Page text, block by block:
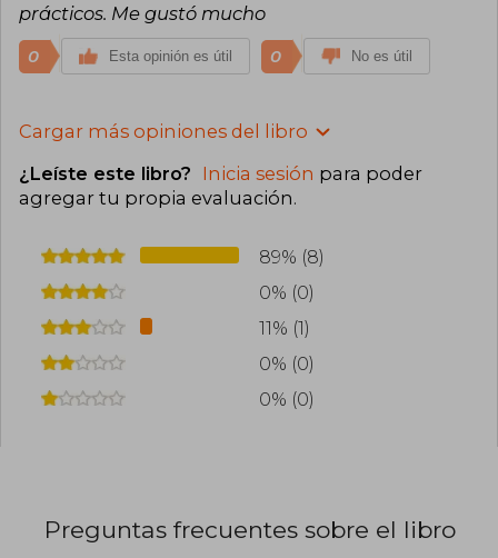
prácticos. Me gustó mucho
0 Esta opinión es útil 0 No es útil
Cargar más opiniones del libro
¿Leíste este libro? Inicia sesión para poder
agregar tu propia evaluación.
89% (8)
0% (0)
11% (1)
0% (0)
0% (0)
Preguntas frecuentes sobre el libro